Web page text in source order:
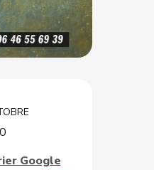
Google